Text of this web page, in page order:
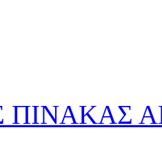
ΠΙΝΑΚΑΣ